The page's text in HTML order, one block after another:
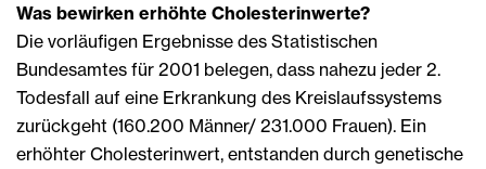
Was bewirken erhöhte Cholesterinwerte?
Die vorläufigen Ergebnisse des Statistischen
Bundesamtes für 2001 belegen, dass nahezu jeder 2.
Todesfall auf eine Erkrankung des Kreislaufssystems
zurückgeht (160.200 Männer/ 231.000 Frauen). Ein
erhöhter Cholesterinwert, entstanden durch genetische